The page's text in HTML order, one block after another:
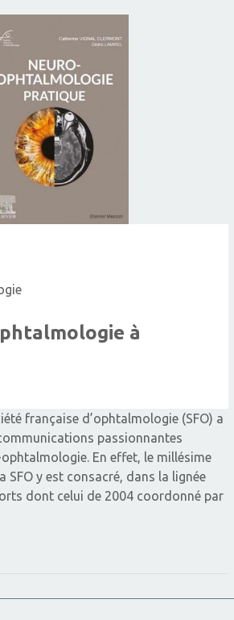
à
française d’ophtalmologie (SFO) a
passionnantes
En effet, le millésime
SFO y est consacré, dans la lignée
dont celui de 2004 coordonné par